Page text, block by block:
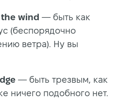
wind — быть как
(беспорядочно
ветра). Ну вы
— быть трезвым, как
ничего подобного нет.